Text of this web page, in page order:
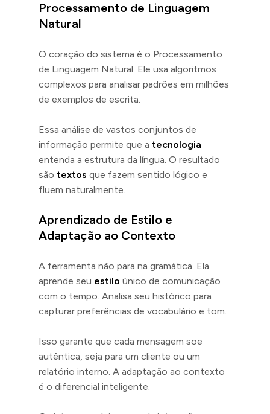
Processamento de Linguagem
Natural
O coração do sistema é o Processamento
de Linguagem Natural. Ele usa algoritmos
complexos para analisar padrões em milhões
de exemplos de escrita.
Essa análise de vastos conjuntos de
informação permite que a tecnologia
entenda a estrutura da língua. O resultado
são textos que fazem sentido lógico e
fluem naturalmente.
Aprendizado de Estilo e
Adaptação ao Contexto
A ferramenta não para na gramática. Ela
aprende seu estilo único de comunicação
com o tempo. Analisa seu histórico para
capturar preferências de vocabulário e tom.
Isso garante que cada mensagem soe
autêntica, seja para um cliente ou um
relatório interno. A adaptação ao contexto
é o diferencial inteligente.